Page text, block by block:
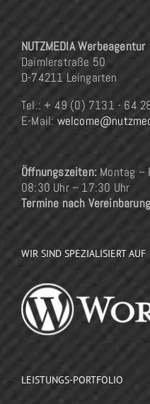
NUTZMEDIA Werbeagentur
Daimlerstraße 50
D-74211 Leingarten
Tel.: + 49 (0) 7131 - 64
E-Mail:
Öffnungszeiten: Montag –
08:30 Uhr – 17:30 Uhr
Termine nach
WIR SIND SPEZIALISIERT AUF
LEISTUNGS-PORTFOLIO